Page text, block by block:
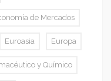
de Mercados
Euroasia Europa
y Químico